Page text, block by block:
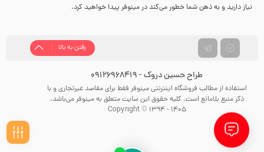
نیاز دارید و به ذهن شما خطور می‌کند در مینوفر پیدا خواهید کرد.
رفتن به بالا
طراح حسین دروک - 09126968419
استفاده از مطالب فروشگاه اینترنتی مینوفر فقط برای مقاصد غیرتجاری و با
ذکر منبع بلامانع است. کلیه حقوق این سایت متعلق به مینوفر می‌باشد.
Copyright © 1394 - 1405